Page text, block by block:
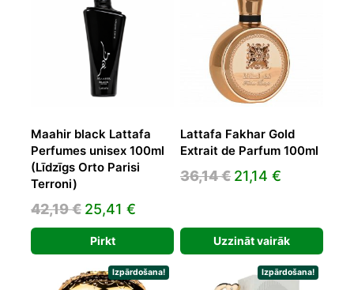
Maahir black Lattafa
Perfumes unisex 100ml
(Līdzīgs Orto Parisi
Terroni)
42,19€ Original
price
was:
42,19 €.
25,41 €
price
is:
25,41 €.
Pirkt
Lattafa Fakhar Gold
Extrait de Parfum 100ml
36,14€ Original
36,14 €.
21,14 €
21,14 €.
Uzzināt vairāk
Izpārdošana! Izpārdošana!